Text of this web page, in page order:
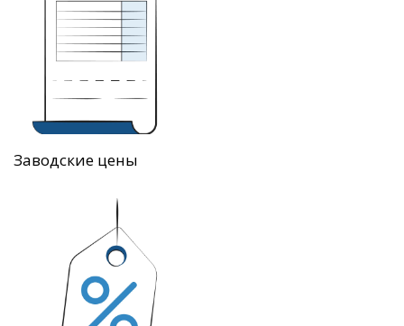
Заводские цены